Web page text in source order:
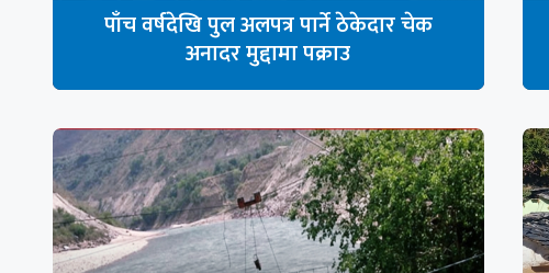
पाँच वर्षदेखि पुल अलपत्र पार्ने ठेकेदार चेक
अनादर मुद्दामा पक्राउ